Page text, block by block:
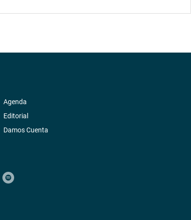
Agenda
Editorial
Damos Cuenta